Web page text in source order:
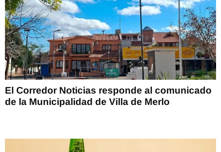
El Corredor Noticias responde al comunicado
de la Municipalidad de Villa de Merlo